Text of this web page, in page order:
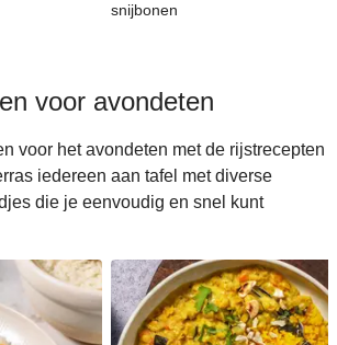
snijbonen
voor avondeten
voor het avondeten met de rijstrecepten
iedereen aan tafel met diverse
die je eenvoudig en snel kunt